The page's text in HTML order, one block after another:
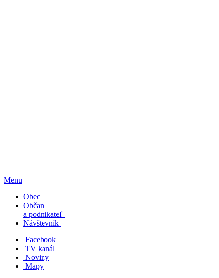
Menu
Obec
Občan
a podnikateľ
Návštevník
Facebook
TV kanál
Noviny
Mapy